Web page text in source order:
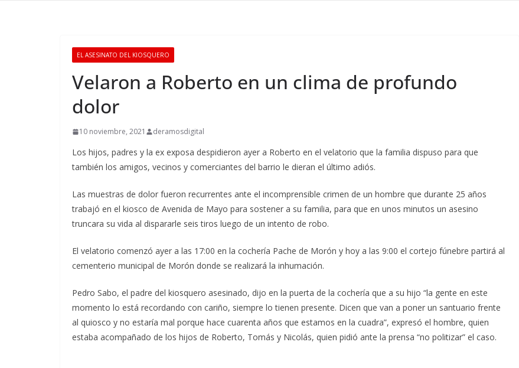
EL ASESINATO DEL KIOSQUERO
Velaron a Roberto en un clima de profundo
dolor
10 noviembre, 2021 deramosdigital
Los hijos, padres y la ex exposa despidieron ayer a Roberto en el velatorio que la familia dispuso para que
también los amigos, vecinos y comerciantes del barrio le dieran el último adiós.
Las muestras de dolor fueron recurrentes ante el incomprensible crimen de un hombre que durante 25 años
trabajó en el kiosco de Avenida de Mayo para sostener a su familia, para que en unos minutos un asesino
truncara su vida al dispararle seis tiros luego de un intento de robo.
El velatorio comenzó ayer a las 17:00 en la cochería Pache de Morón y hoy a las 9:00 el cortejo fúnebre partirá al
cementerio municipal de Morón donde se realizará la inhumación.
Pedro Sabo, el padre del kiosquero asesinado, dijo en la puerta de la cochería que a su hijo “la gente en este
momento lo está recordando con cariño, siempre lo tienen presente. Dicen que van a poner un santuario frente
al quiosco y no estaría mal porque hace cuarenta años que estamos en la cuadra”, expresó el hombre, quien
estaba acompañado de los hijos de Roberto, Tomás y Nicolás, quien pidió ante la prensa “no politizar” el caso.